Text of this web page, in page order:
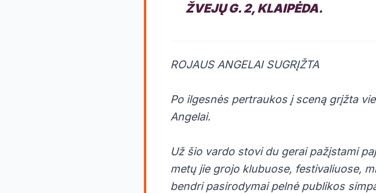
ŽVEJŲ G. 2, KLAIPĖDA.
ROJAUS ANGELAI SUGRĮŽTA
Po ilgesnės pertraukos į sceną grįžta
Angelai.
Už šio vardo stovi du gerai pažįstami
metų jie grojo klubuose, festivaliuose,
bendri pasirodymai pelnė publikos